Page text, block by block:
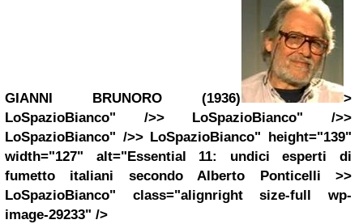
GIANNI BRUNORO (1936)
>
LoSpazioBianco" />> LoSpazioBianco" />>
LoSpazioBianco" />> LoSpazioBianco" height="139"
width="127" alt="Essential 11: undici esperti di
fumetto italiani secondo Alberto Ponticelli >>
LoSpazioBianco" class="alignright size-full wp-
image-29233" />